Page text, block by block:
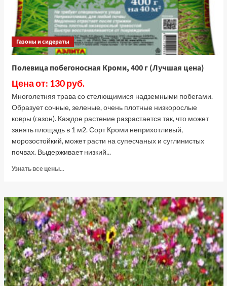
Газоны и сидераты
Полевица побегоносная Кроми, 400 г (Лучшая цена)
Цена от: 130 руб.
Многолетняя трава со стелющимися надземными побегами.
Образует сочные, зеленые, очень плотные низкорослые
ковры (газон). Каждое растение разрастается так, что может
занять площадь в 1 м2. Сорт Кроми неприхотливый,
морозостойкий, может расти на супесчаных и суглинистых
почвах. Выдерживает низкий...
Узнать все цены...
Полевица
побегоносная
Кроми,
400
г
(Лучшая
цена)